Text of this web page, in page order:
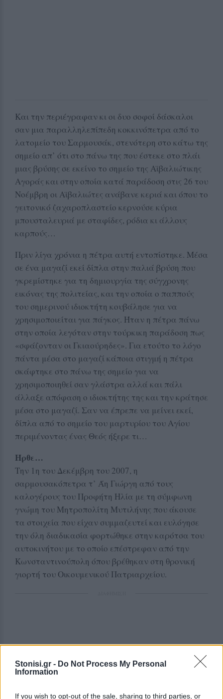
Stonisi.gr - Do Not Process My Personal
Information
If you wish to opt-out of the sale, sharing to third parties, or
Και την περιέγραφαν κι οι δυο σοφοί δάσκαλοι
σαν μια παραλληλεπίπεδη κοκκινόπετρα από το
λατομείο του Σαρμουσάκ, στενότερη στο κάτω της
σημείο απ’ ότι στο πάνω της που έστεκε στο πλάι
μιας βρύσης σε εκείνο το σημείο της Αϊβαλιώτικης
Αγοράς και στην οποία κατά παράδοση στις 26 του
Νοέμβρη οι Αϊβαλιώτες ανάβανε κεριά και όπου το
γειτονικό ζαχαροπλαστείο κερνούσε κύρια
μπουσταλευριά με σταφίδες, ρόδια κι άλλους
καρπούς…
Πριν λίγα χρόνια η πέτρα αυτή εντοπίστηκε. Μέσα
σε ένα μαγαζί εκεί δίπλα στην παλιά βρύση που
γκρεμίστηκε για τη δημιουργία της σύγχρονης
εικόνας της πολιτείας, και την οποία ο παππούς
του σημερινού ιδιοκτήτη κουβάλησε για να
χρησιμοποιείται για πάγκος. Ήταν η πέτρα πάνω
στην οποία λεγόταν στην τούρκικη παράδοση πως
«σφάζονταν οι Γκιαούρηδες». Για ετούτο το λόγο
πάντα μέσα στο μαγαζί κάποια στιγμή η πέτρα
σκάφτηκε στο πάνω της σημείο για να
χρησιμοποιηθεί σαν γλάστρα αλλά και πάλι
άλλαξε απόφαση ο ιδιοκτήτης της και την κράτησε
μέσα στο μαγαζί. Σαν να έπρεπε να μείνει εκεί,
δίπλα από το σημείο του μαρτυρίου του Αγίου
περιμένοντας ένας Θεός ήξερε τι…
Ήρθε…
Την 1η του Δεκέμβρη του 2007, η
σαρμουσακόπετρα τ’ Άη Γιώργη από τους
καλογέρους του Προφήτη Ηλία με τη σύμφωνη
γνώμη του Μητροπολίτη Μυτιλήνης που άκουσε
τα στοιχεία που είχαν συμμαζευτεί και ευλόγησε
την όλη διαδικασία φορτώθηκε στην καρότσα του
αυτοκινήτου με το οποίο επέστρεφαν από την
Κωνσταντινούπολη όπου βρέθηκαν στη θρονική
γιορτή του Οικουμενικού Πατριαρχείου.